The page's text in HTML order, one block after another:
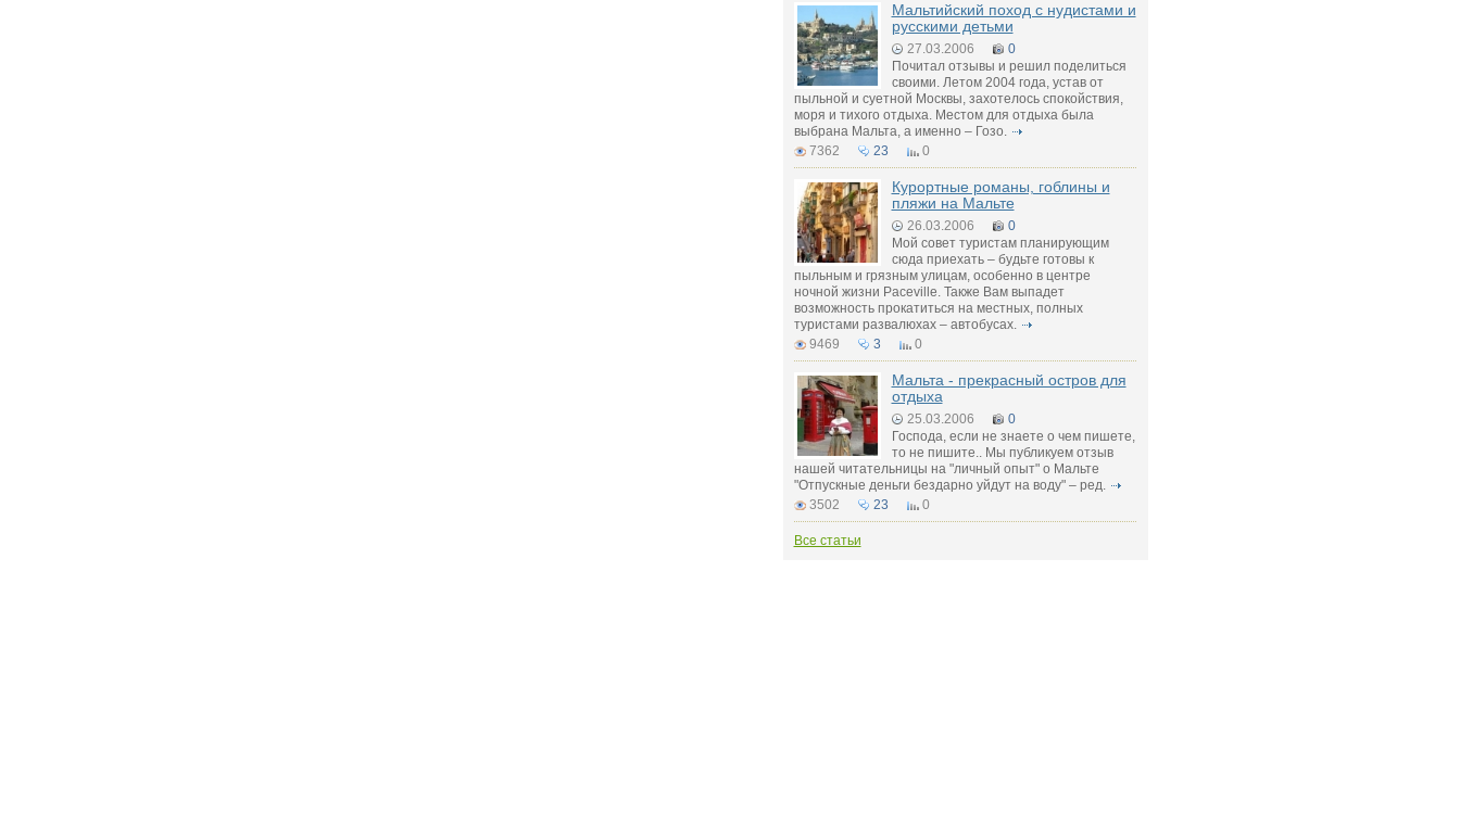
Мальтийский поход с нудистами и
русскими детьми
27.03.2006
0
Почитал отзывы и решил поделиться
своими. Летом 2004 года, устав от
пыльной и суетной Москвы, захотелось спокойствия,
моря и тихого отдыха. Местом для отдыха была
выбрана Мальта, а именно – Гозо.
7362
23 0
Курортные романы, гоблины и
пляжи на Мальте
26.03.2006
0
Мой совет туристам планирующим
сюда приехать – будьте готовы к
пыльным и грязным улицам, особенно в центре
ночной жизни Paceville. Также Вам выпадет
возможность прокатиться на местных, полных
туристами развалюхах – автобусах.
9469
3 0
Мальта - прекрасный остров для
отдыха
25.03.2006
0
Господа, если не знаете о чем пишете,
то не пишите.. Мы публикуем отзыв
нашей читательницы на "личный опыт" о Мальте
"Отпускные деньги бездарно уйдут на воду" – ред.
3502
23 0
Все статьи